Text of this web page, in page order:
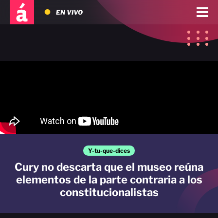
EN VIVO
Y-tu-que-dices
Cury no descarta que el museo reúna
elementos de la parte contraria a los
constitucionalistas